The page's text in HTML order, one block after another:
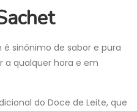
sinônimo de sabor e pura
a qualquer hora e em
do Doce de Leite, que